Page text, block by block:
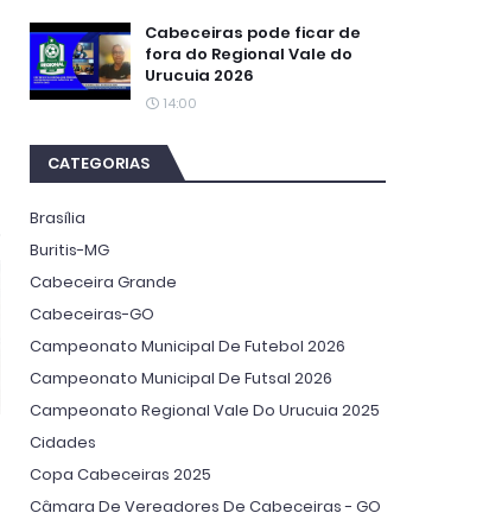
Cabeceiras pode ficar de
fora do Regional Vale do
Urucuia 2026
14:00
CATEGORIAS
Brasília
Buritis-MG
Cabeceira Grande
Cabeceiras-GO
Campeonato Municipal De Futebol 2026
Campeonato Municipal De Futsal 2026
Campeonato Regional Vale Do Urucuia 2025
Cidades
Copa Cabeceiras 2025
Câmara De Vereadores De Cabeceiras - GO